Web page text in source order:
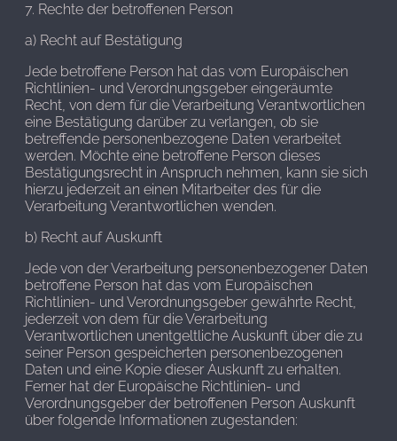
7. Rechte der betroffenen Person
a) Recht auf Bestätigung
Jede betroffene Person hat das vom Europäischen
Richtlinien- und Verordnungsgeber eingeräumte
Recht, von dem für die Verarbeitung Verantwortlichen
eine Bestätigung darüber zu verlangen, ob sie
betreffende personenbezogene Daten verarbeitet
werden. Möchte eine betroffene Person dieses
Bestätigungsrecht in Anspruch nehmen, kann sie sich
hierzu jederzeit an einen Mitarbeiter des für die
Verarbeitung Verantwortlichen wenden.
b) Recht auf Auskunft
Jede von der Verarbeitung personenbezogener Daten
betroffene Person hat das vom Europäischen
Richtlinien- und Verordnungsgeber gewährte Recht,
jederzeit von dem für die Verarbeitung
Verantwortlichen unentgeltliche Auskunft über die zu
seiner Person gespeicherten personenbezogenen
Daten und eine Kopie dieser Auskunft zu erhalten.
Ferner hat der Europäische Richtlinien- und
Verordnungsgeber der betroffenen Person Auskunft
über folgende Informationen zugestanden: